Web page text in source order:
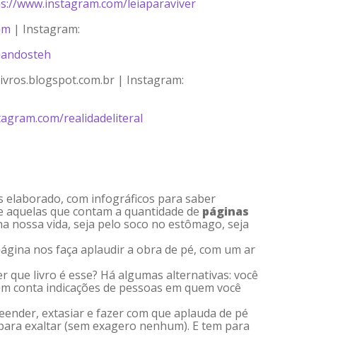
www.instagram.com/leiaparaviver
| Instagram:
| Instagram:
realidadeliteral
com infográficos para saber
que contam a quantidade de páginas
nossa vida, seja pelo soco no estômago, seja
nos faça aplaudir a obra de pé, com um ar
livro é esse? Há algumas alternativas: você
conta indicações de pessoas em quem você
extasiar e fazer com que aplauda de pé
exaltar (sem exagero nenhum). E tem para